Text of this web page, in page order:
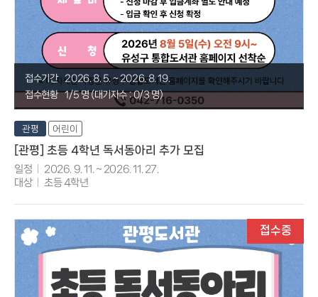
접수기간
2026. 8. 5. ~ 2026. 8. 19.
접수현황
1/5 명 (대기자수 : 0/3 명)
관평 어린이
[관평] 초등 4학년 독서동아리 추가 모집
일정
2026. 9. 11. ~ 2026. 11. 27.
대상
초등 4학년
접수중